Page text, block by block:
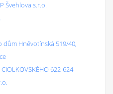
Švehlova s.r.o.
dům Hněvotínská 519/40,
622-624